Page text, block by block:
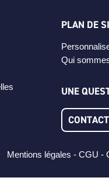
PLAN DE
Qui
UNE
Mentions légales - CGU -